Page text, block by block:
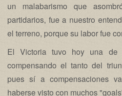
un malabarismo que
partidarios, fue a nuestro
el terreno, porque su labor fue
El Victoria tuvo hoy una de
compensando el tanto del
pues sí a compensaciones
haberse visto con muchos